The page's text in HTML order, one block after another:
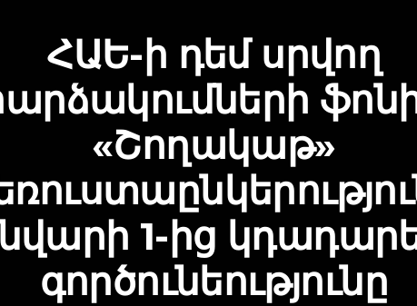
ՀԱԵ-ի դեմ սրվող
«Շողակաթ»
1-ից
գործունեությունը